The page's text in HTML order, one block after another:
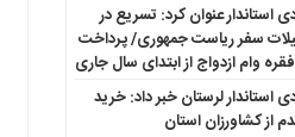
استاندار عنوان کرد: تسریع در
سفر ریاست جمهوری/ پرداخت
استاندار لرستان خبر داد: خرید